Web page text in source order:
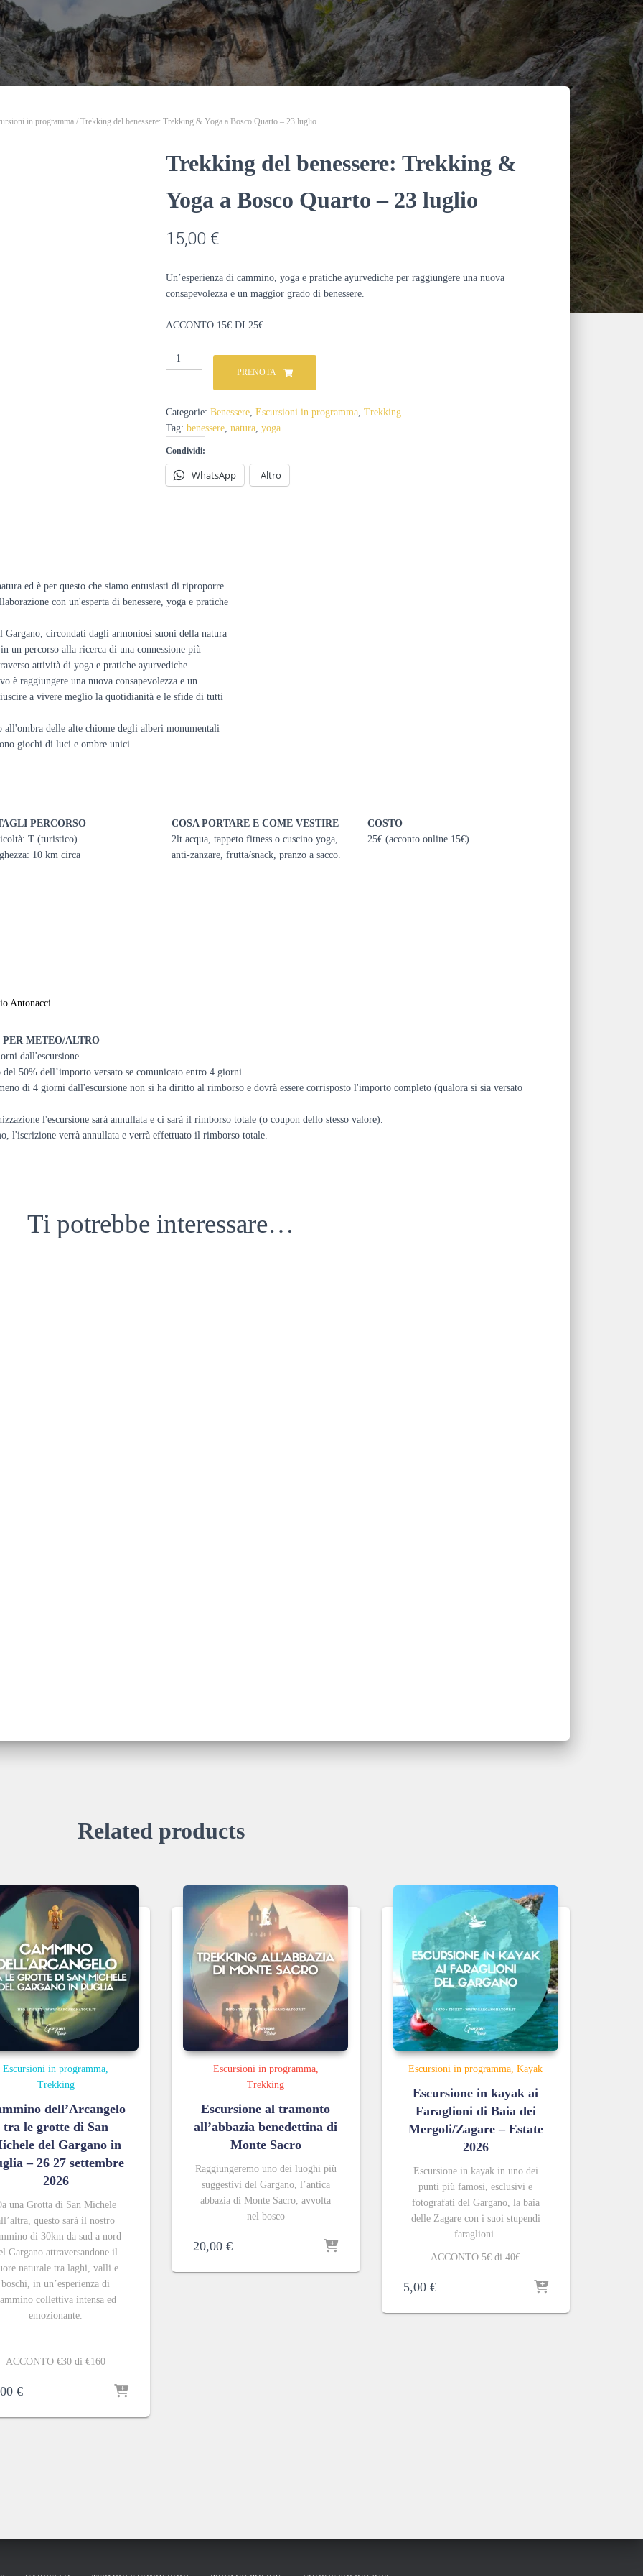
k
in programma / Trekking del benessere: Trekking & Yoga a Bosco Quarto – 23 luglio
Trekking del benessere: Trekking &
Yoga a Bosco Quarto – 23 luglio
15,00 €
Un’esperienza di cammino, yoga e pratiche ayurvediche per raggiungere una nuova
consapevolezza e un maggior grado di benessere.
ACCONTO 15€ DI 25€
Trekking
del
&
Yoga a
Bosco
Quarto
-
23
PRENOTA
Categorie: Benessere, Escursioni in programma, Trekking
Tag: benessere, natura, yoga
Condividi:
WhatsApp Altro
ed è per questo che siamo entusiasti di riproporre
con un'esperta di benessere, yoga e pratiche
circondati dagli armoniosi suoni della natura
un percorso alla ricerca di una connessione più
attività di yoga e pratiche ayurvediche.
è raggiungere una nuova consapevolezza e un
a vivere meglio la quotidianità e le sfide di tutti
all'ombra delle alte chiome degli alberi monumentali
giochi di luci e ombre unici.
PERCORSO
T (turistico)
10 km circa
COSA PORTARE E COME VESTIRE
2lt acqua, tappeto fitness o cuscino yoga,
anti-zanzare, frutta/snack, pranzo a sacco.
COSTO
25€ (acconto online 15€)
Antonacci.
METEO/ALTRO
dall'escursione.
50% dell’importo versato se comunicato entro 4 giorni.
di 4 giorni dall'escursione non si ha diritto al rimborso e dovrà essere corrisposto l'importo completo (qualora si sia versato
l'escursione sarà annullata e ci sarà il rimborso totale (o coupon dello stesso valore).
l'iscrizione verrà annullata e verrà effettuato il rimborso totale.
Ti potrebbe interessare…
Related products
Escursioni in programma
Trekking
dell’Arcangelo
tra le grotte di San
del Gargano in
– 26 27 settembre
2026
una Grotta di San Michele
questo sarà il nostro
di 30km da sud a nord
Gargano attraversandone il
naturale tra laghi, valli e
boschi, in un’esperienza di
collettiva intensa ed
emozionante.
ACCONTO €30 di €160
€
Escursioni in programma
Trekking
Escursione al tramonto
all’abbazia benedettina di
Monte Sacro
Raggiungeremo uno dei luoghi più
suggestivi del Gargano, l’antica
abbazia di Monte Sacro, avvolta
nel bosco
20,00 €
Escursioni in programma Kayak
Escursione in kayak ai
Faraglioni di Baia dei
Mergoli/Zagare – Estate
2026
Escursione in kayak in uno dei
punti più famosi, esclusivi e
fotografati del Gargano, la baia
delle Zagare con i suoi stupendi
faraglioni.
ACCONTO 5€ di 40€
5,00 €